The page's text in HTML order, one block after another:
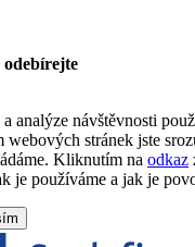
odebírejte
analýze návštěvnosti
webových stránek jste
Kliknutím na odkaz
je používáme a jak je